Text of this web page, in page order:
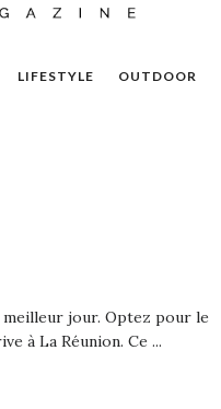
LIFESTYLE OUTDOOR
jour. Optez pour le
à La Réunion. Ce ...